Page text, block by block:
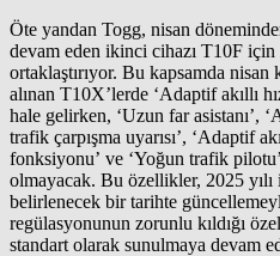
Öte yandan Togg, nisan
devam eden ikinci cihazı T10F
ortaklaştırıyor. Bu kapsamda
alınan T10X’lerde ‘Adaptif akıllı
hale gelirken, ‘Uzun far asistanı’,
trafik çarpışma uyarısı’, ‘Adaptif
fonksiyonu’ ve ‘Yoğun trafik
olmayacak. Bu özellikler, 2025 yılı
belirlenecek bir tarihte
regülasyonunun zorunlu kıldığı
standart olarak sunulmaya devam